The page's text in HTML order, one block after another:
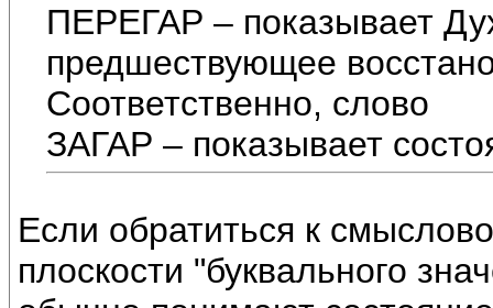
ПЕРЕГАР – показывает
предшествующее
Соответственно, слово
ЗАГАР – показывает
Если обратиться к
плоскости "буквального